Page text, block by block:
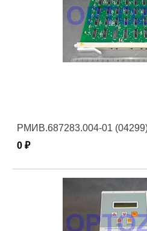
РМИВ.687283.004-01
0 ₽